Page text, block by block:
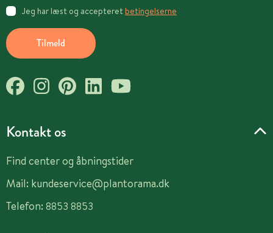
Kontakt os
Find center og åbningstider
Mail: kundeservice@plantorama.dk
Telefon: 8853 8853
Tilmeld
Jeg har læst og accepteret betingelserne